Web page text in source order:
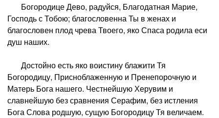
Богородице Дево, радуйся, Благодатная Марие,
Господь с Тобою; благословенна Ты в женах и
благословен плод чрева Твоего, яко Спаса родила еси
душ наших.
Достойно есть яко воистину блажити Тя
Богородицу, Присноблаженную и Пренепорочную и
Матерь Бога нашего. Честнейшую Херувим и
славнейшую без сравнения Серафим, без истления
Бога Слова родшую, сущую Богородицу Тя величаем.